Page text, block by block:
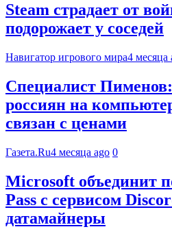
Steam страдает от
подорожает у соседей
Навигатор игрового мира4 месяца
Специалист Пименов:
россиян на
связан с ценами
Газета.Ru4 месяца ago 0
Microsoft объединит
Pass с сервисом
датамайнеры